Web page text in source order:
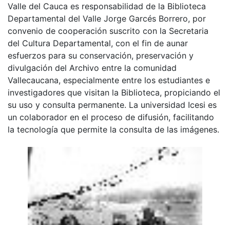
Valle del Cauca es responsabilidad de la Biblioteca
Departamental del Valle Jorge Garcés Borrero, por
convenio de cooperación suscrito con la Secretaria
del Cultura Departamental, con el fin de aunar
esfuerzos para su conservación, preservación y
divulgación del Archivo entre la comunidad
Vallecaucana, especialmente entre los estudiantes e
investigadores que visitan la Biblioteca, propiciando el
su uso y consulta permanente. La universidad Icesi es
un colaborador en el proceso de difusión, facilitando
la tecnología que permite la consulta de las imágenes.